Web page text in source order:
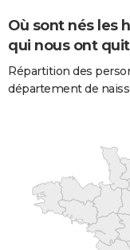
Où sont nés les
qui nous ont
Répartition des
département de